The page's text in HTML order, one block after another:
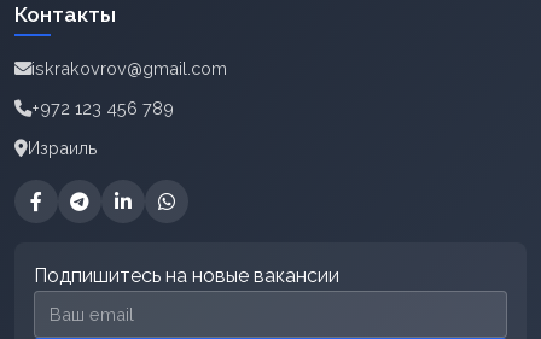
Контакты
iskrakovrov@gmail.com
+972 123 456 789
Израиль
Подпишитесь на новые вакансии
Email для подписки